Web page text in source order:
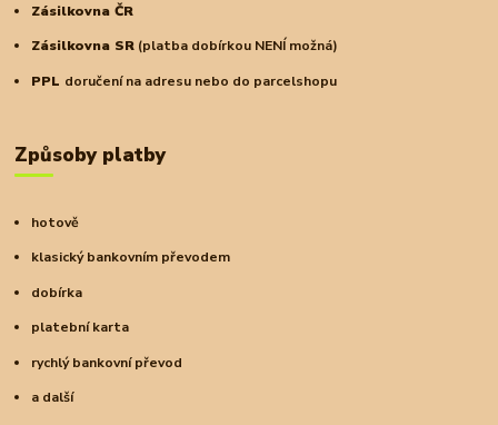
Zásilkovna ČR
Zásilkovna SR (platba dobírkou NENÍ možná)
PPL doručení na adresu nebo do parcelshopu
Způsoby platby
hotově
klasický bankovním převodem
dobírka
platební karta
rychlý bankovní převod
a další